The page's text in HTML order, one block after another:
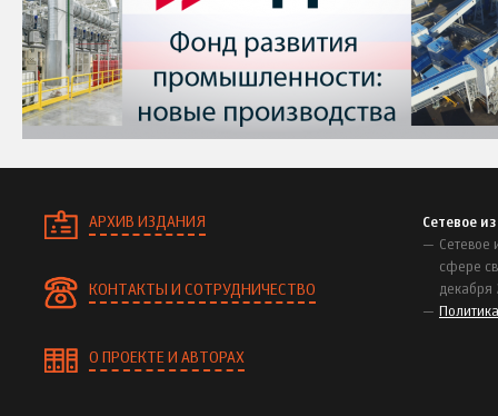
АРХИВ ИЗДАНИЯ
КОНТАКТЫ И СОТРУДНИЧЕСТВО
О ПРОЕКТЕ И АВТОРАХ
Сетевое
Сетевое
сфере
декабря